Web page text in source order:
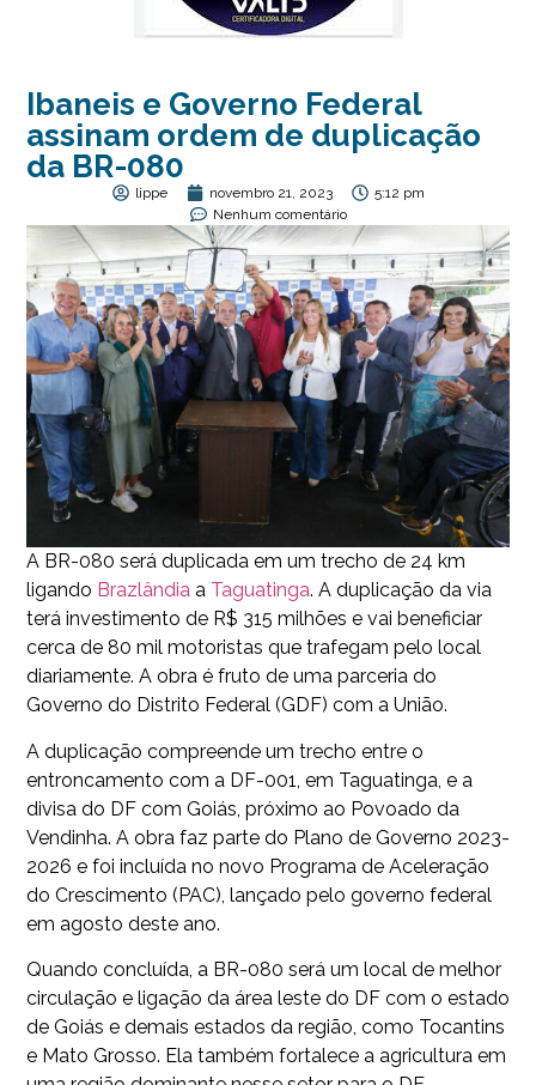
Ibaneis e Governo Federal
assinam ordem de duplicação
da BR-080
lippe novembro 21, 2023
5:12 pm
Nenhum comentário
A BR-080 será duplicada em um trecho de 24 km
ligando Brazlândia a Taguatinga. A duplicação da via
terá investimento de R$ 315 milhões e vai beneficiar
cerca de 80 mil motoristas que trafegam pelo local
diariamente. A obra é fruto de uma parceria do
Governo do Distrito Federal (GDF) com a União.
A duplicação compreende um trecho entre o
entroncamento com a DF-001, em Taguatinga, e a
divisa do DF com Goiás, próximo ao Povoado da
Vendinha. A obra faz parte do Plano de Governo 2023-
2026 e foi incluída no novo Programa de Aceleração
do Crescimento (PAC), lançado pelo governo federal
em agosto deste ano.
Quando concluída, a BR-080 será um local de melhor
circulação e ligação da área leste do DF com o estado
de Goiás e demais estados da região, como Tocantins
e Mato Grosso. Ela também fortalece a agricultura em